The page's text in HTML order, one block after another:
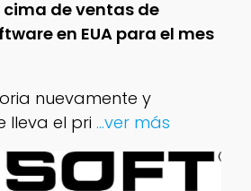
cima de ventas de
en EUA para el mes
nuevamente y
lleva el pri ...ver más